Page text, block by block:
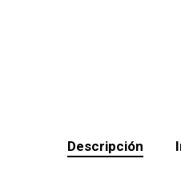
Descripción